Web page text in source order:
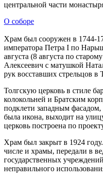
центральной части
О соборе
Храм был сооружен в 1744-
императора Петра I по
августа (8 августа по
Алексеевич с матушкой
рук восставших стрельцов
Толгскую церковь в стиле
колокольней и Братским
подклети западным
была икона, выходит на
церковь построена по
Храм был закрыт в 1924
числе и храмы, передали в
государственных
неправильного